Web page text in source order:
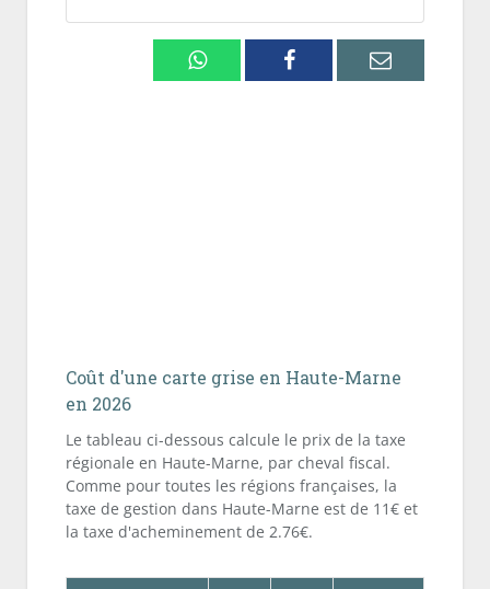
WhatsappFacebook Email
Coût d'une carte grise en Haute-Marne
en 2026
Le tableau ci-dessous calcule le prix de la taxe
régionale en Haute-Marne, par cheval fiscal.
Comme pour toutes les régions françaises, la
taxe de gestion dans Haute-Marne est de 11€ et
la taxe d'acheminement de 2.76€.